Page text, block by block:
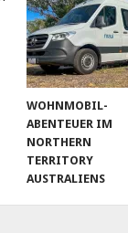
WOHNMOBIL-
ABENTEUER IM
NORTHERN
TERRITORY
AUSTRALIENS